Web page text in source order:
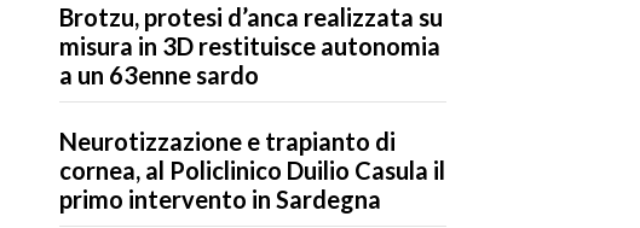
Brotzu, protesi d’anca realizzata su
misura in 3D restituisce autonomia
a un 63enne sardo
Neurotizzazione e trapianto di
cornea, al Policlinico Duilio Casula il
primo intervento in Sardegna